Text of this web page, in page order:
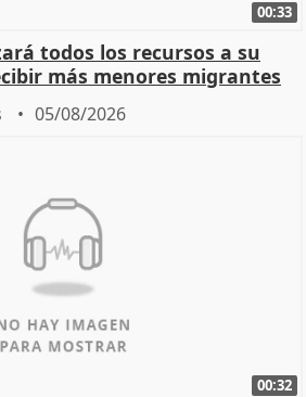
00:33
todos los recursos a su
más menores migrantes
05/08/2026
00:32